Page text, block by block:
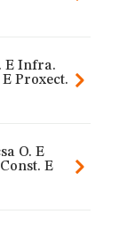
E Infra.
E Proxect.
O. E
E